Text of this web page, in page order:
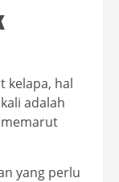
kelapa, hal
adalah
yang perlu